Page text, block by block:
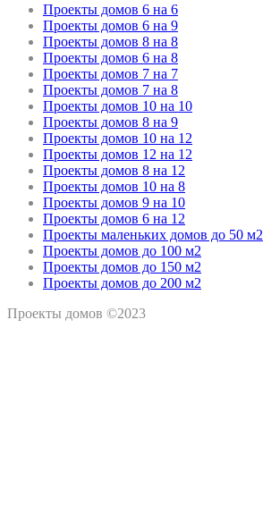
Проекты домов 6 на 6
Проекты домов 6 на 9
Проекты домов 8 на 8
Проекты домов 6 на 8
Проекты домов 7 на 7
Проекты домов 7 на 8
Проекты домов 10 на 10
Проекты домов 8 на 9
Проекты домов 10 на 12
Проекты домов 12 на 12
Проекты домов 8 на 12
Проекты домов 10 на 8
Проекты домов 9 на 10
Проекты домов 6 на 12
Проекты маленьких домов до 50 м2
Проекты домов до 100 м2
Проекты домов до 150 м2
Проекты домов до 200 м2
Проекты домов ©2023